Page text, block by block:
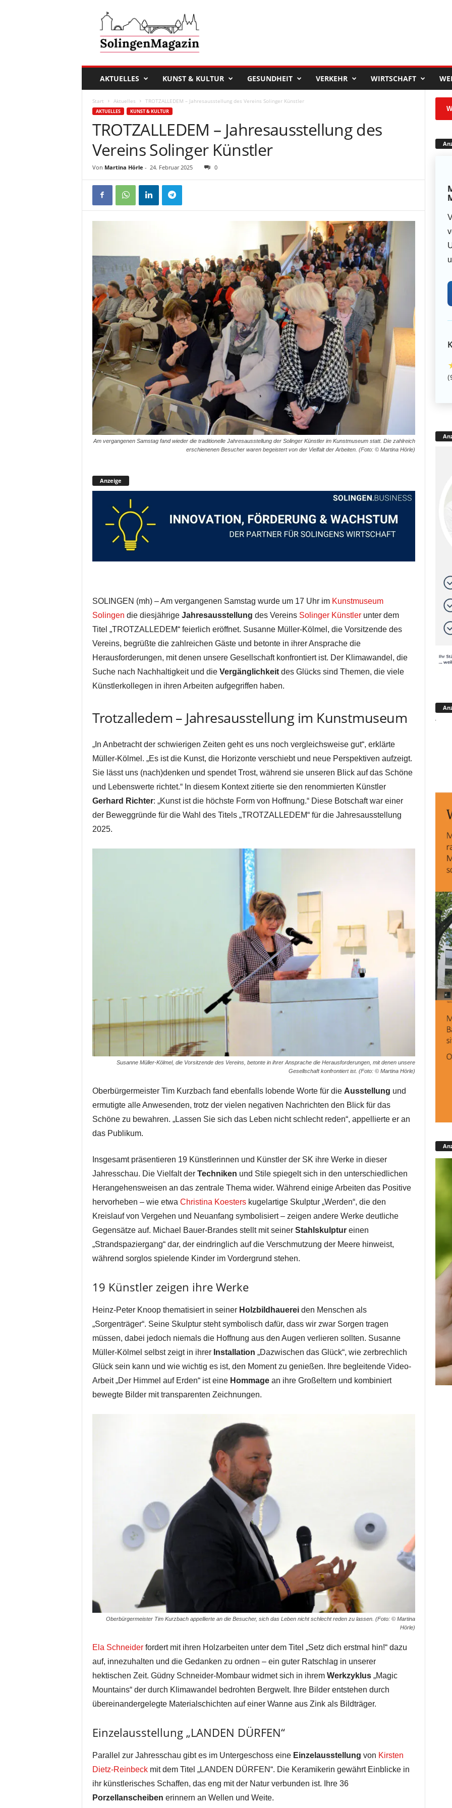
i
AKTUELLES KUNST & KULTUR GESUNDHEIT VERKEHR WIRTSCHAFT
Start Aktuelles TROTZALLEDEM – Jahresausstellung des Vereins Solinger Künstler
AKTUELLES KUNST & KULTUR
TROTZALLEDEM – Jahresausstellung des
Vereins Solinger Künstler
Von Martina Hörle - 24. Februar 2025 0
Am vergangenen Samstag fand wieder die traditionelle Jahresausstellung der Solinger Künstler im Kunstmuseum statt. Die zahlreich
erschienenen Besucher waren begeistert von der Vielfalt der Arbeiten. (Foto: © Martina Hörle)
Anzeige
SOLINGEN (mh) – Am vergangenen Samstag wurde um 17 Uhr im Kunstmuseum
Solingen die diesjährige Jahresausstellung des Vereins Solinger Künstlerunter dem
Titel „TROTZALLEDEM“ feierlich eröffnet. Susanne Müller-Kölmel, die Vorsitzende des
Vereins, begrüßte die zahlreichen Gäste und betonte in ihrer Ansprache die
Herausforderungen, mit denen unsere Gesellschaft konfrontiert ist. Der Klimawandel, die
Suche nach Nachhaltigkeit und die Vergänglichkeitdes Glücks sind Themen, die viele
Künstlerkollegen in ihren Arbeiten aufgegriffen haben.
Trotzalledem – Jahresausstellung im Kunstmuseum
„In Anbetracht der schwierigen Zeiten geht es uns noch vergleichsweise gut“, erklärte
Müller-Kölmel. „Es ist die Kunst, die Horizonte verschiebt und neue Perspektiven aufzeigt.
Sie lässt uns (nach)denken und spendet Trost, während sie unseren Blick auf das Schöne
und Lebenswerte richtet.“ In diesem Kontext zitierte sie den renommierten Künstler
Gerhard Richter: „Kunst ist die höchste Form von Hoffnung.“ Diese Botschaft war einer
der Beweggründe für die Wahl des Titels „TROTZALLEDEM“ für die Jahresausstellung
2025.
Susanne Müller-Kölmel, die Vorsitzende des Vereins, betonte in ihrer Ansprache die Herausforderungen, mit denen unsere
Gesellschaft konfrontiert ist. (Foto: © Martina Hörle)
Oberbürgermeister Tim Kurzbach fand ebenfalls lobende Worte für die Ausstellung und
ermutigte alle Anwesenden, trotz der vielen negativen Nachrichten den Blick für das
Schöne zu bewahren. „Lassen Sie sich das Leben nicht schlecht reden“, appellierte er an
das Publikum.
Insgesamt präsentieren 19 Künstlerinnen und Künstler der SK ihre Werke in dieser
Jahresschau. Die Vielfalt der Techniken und Stile spiegelt sich in den unterschiedlichen
Herangehensweisen an das zentrale Thema wider. Während einige Arbeiten das Positive
hervorheben – wie etwa Christina Koesterskugelartige Skulptur „Werden“, die den
Kreislauf von Vergehen und Neuanfang symbolisiert – zeigen andere Werke deutliche
Gegensätze auf. Michael Bauer-Brandes stellt mit seiner Stahlskulptureinen
„Strandspaziergang“ dar, der eindringlich auf die Verschmutzung der Meere hinweist,
während sorglos spielende Kinder im Vordergrund stehen.
19 Künstler zeigen ihre Werke
Heinz-Peter Knoop thematisiert in seiner Holzbildhauereiden Menschen als
„Sorgenträger“. Seine Skulptur steht symbolisch dafür, dass wir zwar Sorgen tragen
müssen, dabei jedoch niemals die Hoffnung aus den Augen verlieren sollten. Susanne
Müller-Kölmel selbst zeigt in ihrer Installation „Dazwischen das Glück“, wie zerbrechlich
Glück sein kann und wie wichtig es ist, den Moment zu genießen. Ihre begleitende Video-
Arbeit „Der Himmel auf Erden“ ist eine Hommagean ihre Großeltern und kombiniert
bewegte Bilder mit transparenten Zeichnungen.
Oberbürgermeister Tim Kurzbach appellierte an die Besucher, sich das Leben nicht schlecht reden zu lassen. (Foto: © Martina
Hörle)
Ela Schneiderfordert mit ihren Holzarbeiten unter dem Titel „Setz dich erstmal hin!“ dazu
auf, innezuhalten und die Gedanken zu ordnen – ein guter Ratschlag in unserer
hektischen Zeit. Güdny Schneider-Mombaur widmet sich in ihrem Werkzyklus„Magic
Mountains“ der durch Klimawandel bedrohten Bergwelt. Ihre Bilder entstehen durch
übereinandergelegte Materialschichten auf einer Wanne aus Zink als Bildträger.
Einzelausstellung „LANDEN DÜRFEN“
Parallel zur Jahresschau gibt es im Untergeschoss eine Einzelausstellung von Kirsten
Dietz-Reinbeckmit dem Titel „LANDEN DÜRFEN“. Die Keramikerin gewährt Einblicke in
ihr künstlerisches Schaffen, das eng mit der Natur verbunden ist. Ihre 36
Porzellanscheiben erinnern an Wellen und Weite.